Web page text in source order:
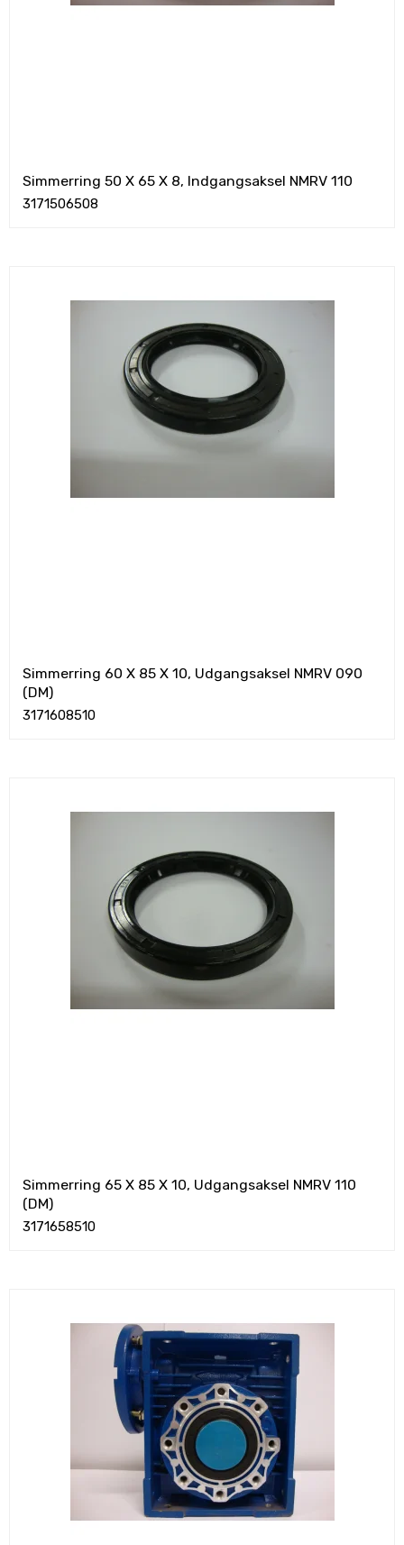
Simmerring 50 X 65 X 8, Indgangsaksel NMRV 110
3171506508
Simmerring 60 X 85 X 10, Udgangsaksel NMRV 090
(DM)
3171608510
Simmerring 65 X 85 X 10, Udgangsaksel NMRV 110
(DM)
3171658510